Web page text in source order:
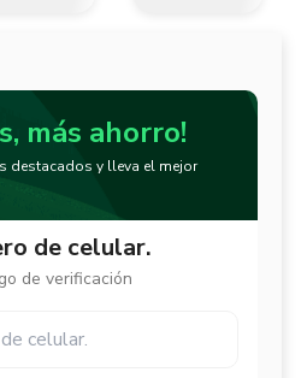
más ahorro!
destacados y lleva el mejor
de celular.
de verificación